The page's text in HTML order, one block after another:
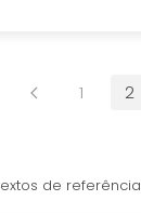
1 2
de referência